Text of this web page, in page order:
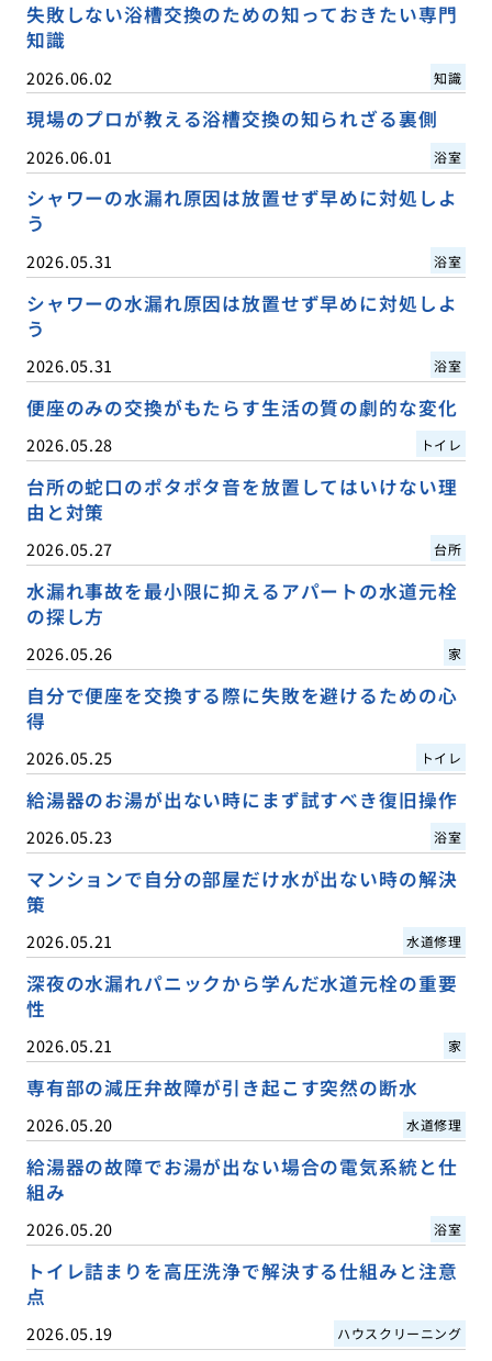
失敗しない浴槽交換のための知っておきたい専門
知識
2026.06.02 知識
現場のプロが教える浴槽交換の知られざる裏側
2026.06.01 浴室
シャワーの水漏れ原因は放置せず早めに対処しよ
う
2026.05.31 浴室
シャワーの水漏れ原因は放置せず早めに対処しよ
う
2026.05.31 浴室
便座のみの交換がもたらす生活の質の劇的な変化
2026.05.28 トイレ
台所の蛇口のポタポタ音を放置してはいけない理
由と対策
2026.05.27 台所
水漏れ事故を最小限に抑えるアパートの水道元栓
の探し方
2026.05.26 家
自分で便座を交換する際に失敗を避けるための心
得
2026.05.25 トイレ
給湯器のお湯が出ない時にまず試すべき復旧操作
2026.05.23 浴室
マンションで自分の部屋だけ水が出ない時の解決
策
2026.05.21 水道修理
深夜の水漏れパニックから学んだ水道元栓の重要
性
2026.05.21 家
専有部の減圧弁故障が引き起こす突然の断水
2026.05.20 水道修理
給湯器の故障でお湯が出ない場合の電気系統と仕
組み
2026.05.20 浴室
トイレ詰まりを高圧洗浄で解決する仕組みと注意
点
2026.05.19 ハウスクリーニング